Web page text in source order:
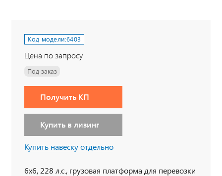
Код модели:6403
Цена по запросу
Под заказ
Получить КП
Купить в лизинг
Купить навеску отдельно
6х6, 228 л.с., грузовая платформа для перевозки